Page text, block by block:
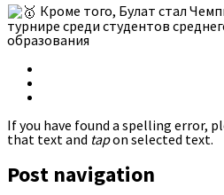
Кроме того, Булат стал
турнире среди студентов
образования
If you have found a spelling error,
that text and tapon selected text.
Post navigation